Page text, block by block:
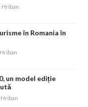
în Romania în
un model ediție